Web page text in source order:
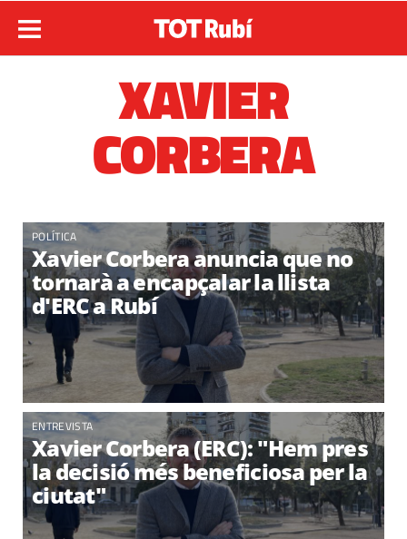
XAVIER
CORBERA
POLÍTICA
Xavier Corbera anuncia que no
tornarà a encapçalar la llista
d'ERC a Rubí
ENTREVISTA
Xavier Corbera (ERC): "Hem pres
la decisió més beneficiosa per la
ciutat"